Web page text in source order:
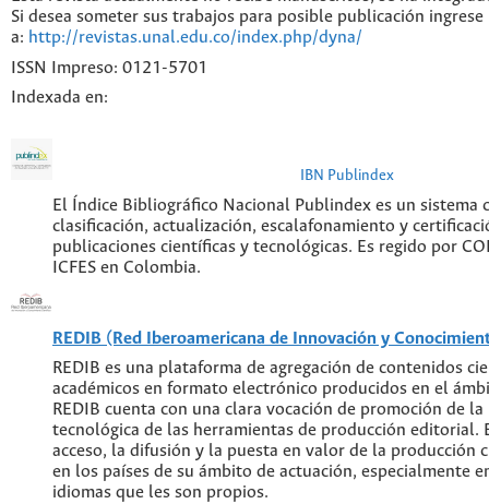
Si desea someter sus trabajos para posible publicación ingrese
a: http://revistas.unal.edu.co/index.php/dyna/
ISSN Impreso: 0121-5701
Indexada en:
IBN Publindex
El Índice Bibliográfico Nacional Publindex es un sistema
clasificación, actualización, escalafonamiento y
publicaciones científicas y tecnológicas. Es regido por
ICFES en Colombia.
REDIB (Red Iberoamericana de Innovación y
REDIB es una plataforma de agregación de contenidos
académicos en formato electrónico producidos en el
REDIB cuenta con una clara vocación de promoción de
tecnológica de las herramientas de producción editorial.
acceso, la difusión y la puesta en valor de la producción
en los países de su ámbito de actuación, especialmente
idiomas que les son propios.